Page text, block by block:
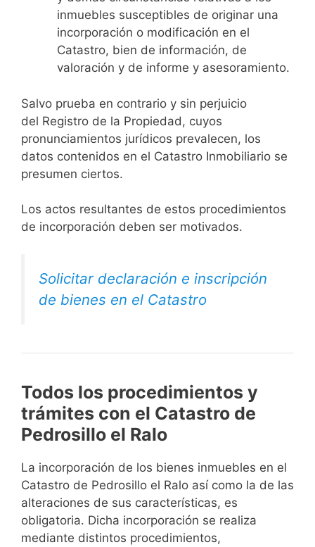
inmuebles susceptibles de originar una
incorporación o modificación en el
Catastro, bien de información, de
valoración y de informe y asesoramiento.
Salvo prueba en contrario y sin perjuicio
del Registro de la Propiedad, cuyos
pronunciamientos jurídicos prevalecen, los
datos contenidos en el Catastro Inmobiliario se
presumen ciertos.
Los actos resultantes de estos procedimientos
de incorporación deben ser motivados.
Solicitar declaración e inscripción
de bienes en el Catastro
Todos los procedimientos y
trámites con el Catastro de
Pedrosillo el Ralo
La incorporación de los bienes inmuebles en el
Catastro de Pedrosillo el Ralo así como la de las
alteraciones de sus características, es
obligatoria. Dicha incorporación se realiza
mediante distintos procedimientos,